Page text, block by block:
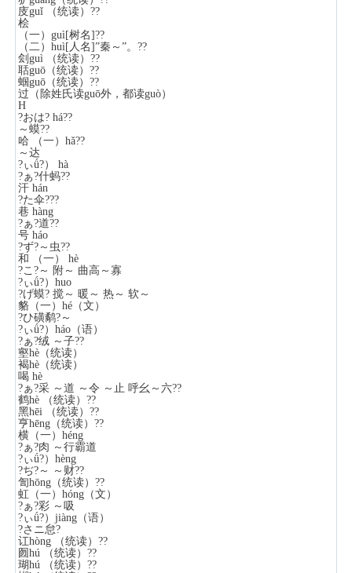
庋guǐ （统读）??
桧
（一）guì[树名]??
（二）huì[人名]”秦～”。??
刽guì （统读）??
聒guō（统读）??
蝈guō（统读）??
过（除姓氏读guō外，都读guò）
H
?おは? há??
～蟆??
哈 （一）hǎ??
～达
?ぃǘ?） hà
?ぁ?什蚂??
汗 hán
?た伞???
巷 hàng
?ぁ?道??
号 háo
?ず?～虫??
和 （一） hè
?こ?～ 附～ 曲高～寡
?ぃǘ?）huo
?げ蟆? 搅～ 暖～ 热～ 软～
貉（一）hé（文）
?ひ磺鹬?～
?ぃǘ?）háo（语）
?ぁ?绒 ～子??
壑hè（统读）
褐hè（统读）
喝 hè
?ぁ?采 ～道 ～令 ～止 呼幺～六??
鹤hè （统读）??
黑hēi （统读）??
亨hēng（统读）??
横（一）héng
?ぁ?肉 ～行霸道
?ぃǘ?）hèng
?ぢ?～ ～财??
訇hōng（统读）??
虹（一）hóng（文）
?ぁ?彩 ～吸
?ぃǘ?）jiàng（语）
?さニ怠?
讧hòng （统读）??
囫hú （统读）??
瑚hú （统读）??